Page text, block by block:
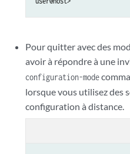
Pour quitter avec des
avoir à répondre à une
configuration-mode
lorsque vous utilisez des
configuration à distance.